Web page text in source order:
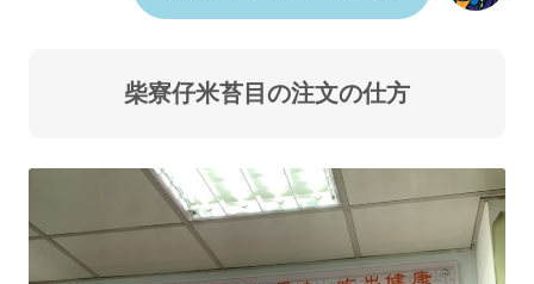
柴寮仔米苔目の注文の仕方